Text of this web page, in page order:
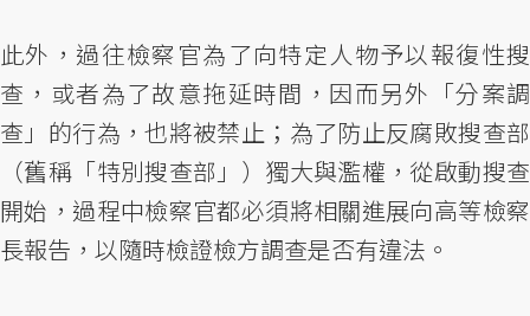
此外，過往檢察官為了向特定人物予以報復性搜
查，或者為了故意拖延時間，因而另外「分案調
查」的行為，也將被禁止；為了防止反腐敗搜查部
（舊稱「特別搜查部」）獨大與濫權，從啟動搜查
開始，過程中檢察官都必須將相關進展向高等檢察
長報告，以隨時檢證檢方調查是否有違法。